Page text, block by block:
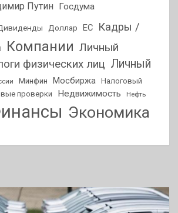
Путин Госдума
Доллар ЕС
Кадры /
Компании Личный
физических лиц Личный
Минфин Мосбиржа Налоговый
проверки
Недвижимость Нефть
Экономика